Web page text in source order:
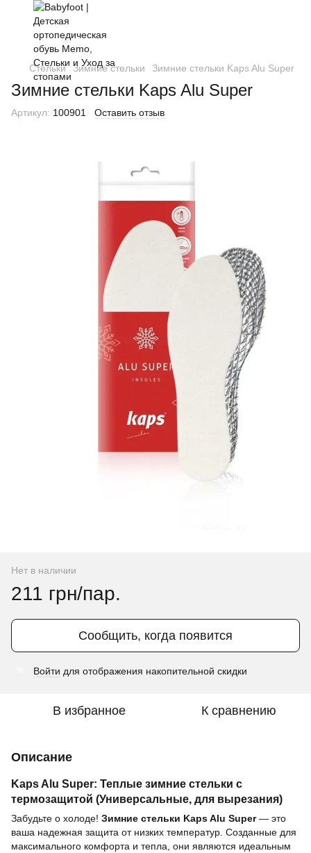
Стельки Зимние стельки Зимние стельки Kaps Alu Super
Зимние стельки Kaps Alu Super
Артикул: 100901 Оставить отзыв
Нет в наличии
211 грн/пар.
Сообщить, когда появится
Войти для отображения накопительной скидки
В избранное К сравнению
Описание
Kaps Alu Super: Теплые зимние стельки с
термозащитой (Универсальные, для вырезания)
Забудьте о холоде! Зимние стельки Kaps Alu Super— это
ваша надежная защита от низких температур. Созданные для
максимального комфорта и тепла, они являются идеальным